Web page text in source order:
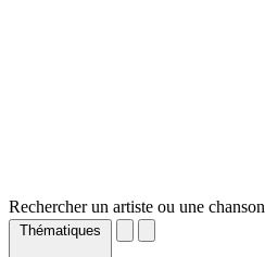
Rechercher un artiste ou une chanson
Thématiques